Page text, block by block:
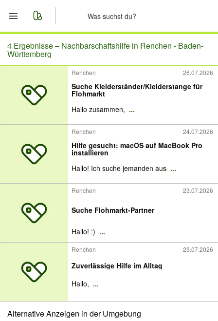
Start
Merkliste
Nachrichten
Anzeige aufgeben
4 Ergebnisse – Nachbarschaftshilfe in Renchen - Baden-
Württemberg
Renchen 26.07.2026
Suche Kleiderständer/Kleiderstange für
Flohmarkt
Hallo zusammen, ...
Renchen 24.07.2026
Hilfe gesucht: macOS auf MacBook Pro
installieren
Hallo! Ich suche jemanden aus ...
Renchen 23.07.2026
Suche Flohmarkt-Partner
Hallo! :) ...
Renchen 23.07.2026
Zuverlässige Hilfe im Alltag
Hallo, ...
Alternative Anzeigen in der Umgebung